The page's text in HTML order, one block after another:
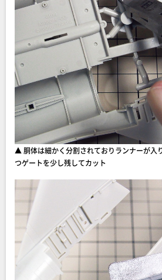
▲ 胴体は細かく分割されておりランナーが入
つゲートを少し残してカット